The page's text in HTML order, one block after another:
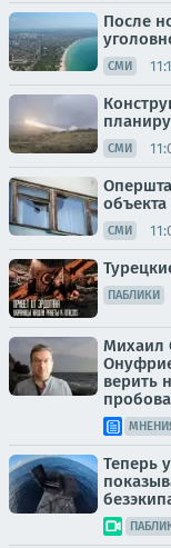
После
СМИ
СМИ
СМИ
ПАБЛИКИ
Михаил
верить
Теперь